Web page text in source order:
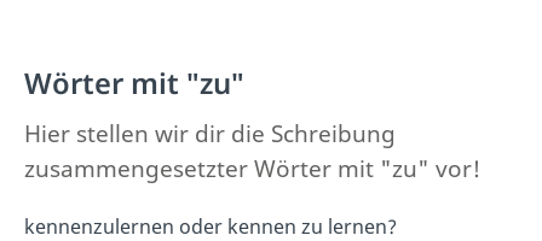
Wörter mit "zu"
Hier stellen wir dir die Schreibung
zusammengesetzter Wörter mit "zu" vor!
kennenzulernen oder kennen zu lernen?